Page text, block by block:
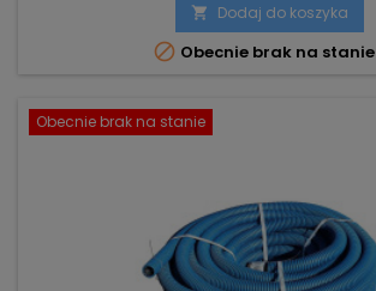
 Dodaj do koszyka
 Obecnie brak na stanie
Obecnie brak na stanie